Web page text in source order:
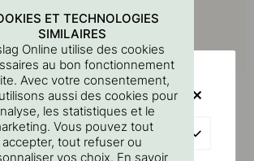
ET TECHNOLOGIES
SIMILAIRES
Online utilise des cookies
au bon fonctionnement
Avec votre consentement,
aussi des cookies pour
les statistiques et le
Vous pouvez tout
accepter, tout refuser ou
vos choix. En savoir
RATHER VISIT?